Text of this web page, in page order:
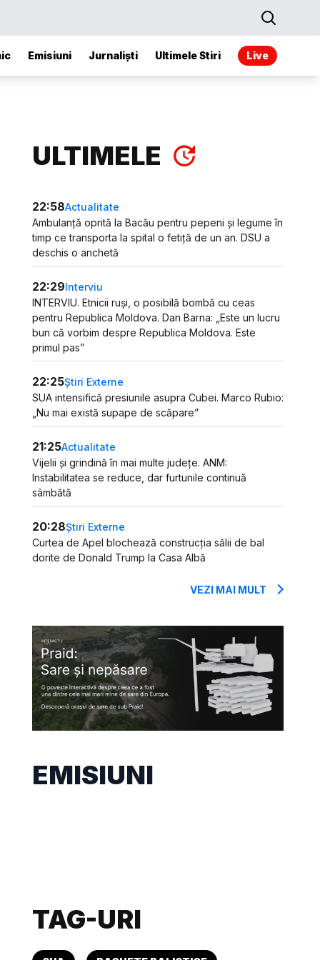
Emisiuni Jurnaliști Ultimele Stiri Live
ULTIMELE
22:58Actualitate
Ambulanță oprită la Bacău pentru pepeni și legume în
timp ce transporta la spital o fetiță de un an. DSU a
deschis o anchetă
22:29Interviu
INTERVIU. Etnicii ruși, o posibilă bombă cu ceas
pentru Republica Moldova. Dan Barna: „Este un lucru
bun că vorbim despre Republica Moldova. Este
primul pas”
22:25Știri Externe
SUA intensifică presiunile asupra Cubei. Marco Rubio:
„Nu mai există supape de scăpare”
21:25Actualitate
Vijelii și grindină în mai multe județe. ANM:
Instabilitatea se reduce, dar furtunile continuă
sâmbătă
20:28Știri Externe
Curtea de Apel blochează construcția sălii de bal
dorite de Donald Trump la Casa Albă
VEZI MAI MULT
EMISIUNI
TAG-URI